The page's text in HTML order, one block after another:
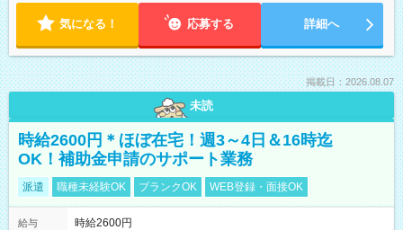
気になる！ 応募する 詳細へ
掲載日：2026.08.07
未読
時給2600円＊ほぼ在宅！週3～4日＆16時迄
OK！補助金申請のサポート業務
派遣 職種未経験OK ブランクOK WEB登録・面接OK
給与
時給2600円